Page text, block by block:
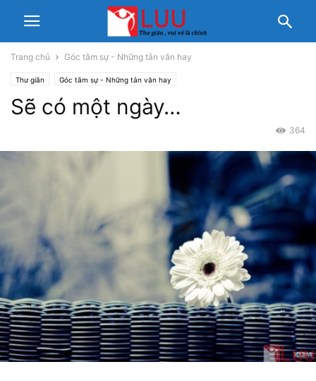
Trang chủ Góc tâm sự - Những tản văn hay
Thư giãn Góc tâm sự - Những tản văn hay
Sẽ có một ngày…
364